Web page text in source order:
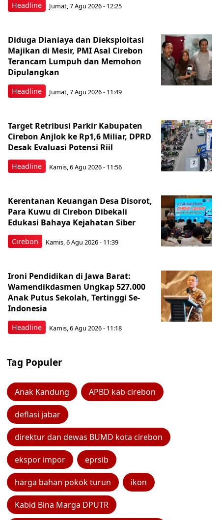
Headline Jumat, 7 Agu 2026 - 12:25
Headline
Diduga Dianiaya dan Dieksploitasi
Majikan di Mesir, PMI Asal Cirebon
Terancam Lumpuh dan Memohon
Dipulangkan
Jumat, 7 Agu 2026 - 11:49
Headline
Target Retribusi Parkir Kabupaten
Cirebon Anjlok ke Rp1,6 Miliar, DPRD
Desak Evaluasi Potensi Riil
Kamis, 6 Agu 2026 - 11:56
Cirebon
Kerentanan Keuangan Desa Disorot,
Para Kuwu di Cirebon Dibekali
Edukasi Bahaya Kejahatan Siber
Kamis, 6 Agu 2026 - 11:39
Headline
Ironi Pendidikan di Jawa Barat:
Wamendikdasmen Ungkap 527.000
Anak Putus Sekolah, Tertinggi Se-
Indonesia
Kamis, 6 Agu 2026 - 11:18
Tag Populer
Anak Kandung APBD kab cirebon
deflasi jabar
direktur dan dewas BUMD kota cirebon
ekspor impor eprsib
harga bahan pokok turun ikon
Kabid Bina Marga DPUTR